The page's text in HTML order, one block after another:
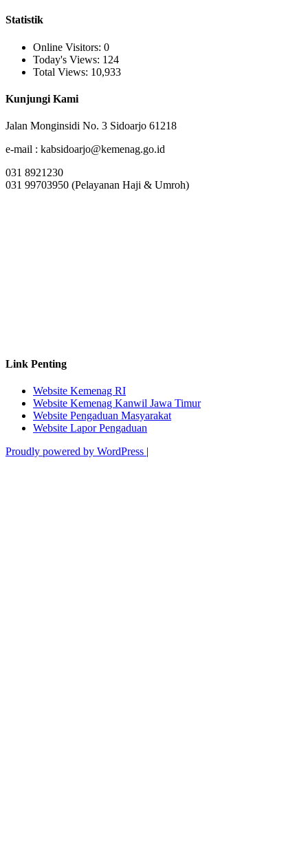
Statistik
Online Visitors: 0
Today's Views: 124
Total Views: 10,933
Kunjungi Kami
Jalan Monginsidi No. 3 Sidoarjo 61218
e-mail : kabsidoarjo@kemenag.go.id
031 8921230
031 99703950 (Pelayanan Haji & Umroh)
Link Penting
Website Kemenag RI
Website Kemenag Kanwil Jawa Timur
Website Pengaduan Masyarakat
Website Lapor Pengaduan
Proudly powered by WordPress |